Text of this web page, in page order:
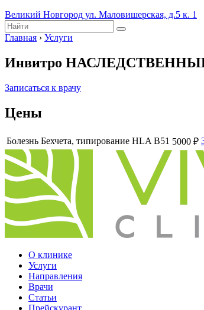
Великий Новгород ул. Маловишерская, д.5 к. 1
Главная › Услуги
Инвитро
Записаться к врачу
Цены
Болезнь Бехчета, типирование HLA B51 5000 ₽
О клинике
Услуги
Направления
Врачи
Статьи
Прейскурант